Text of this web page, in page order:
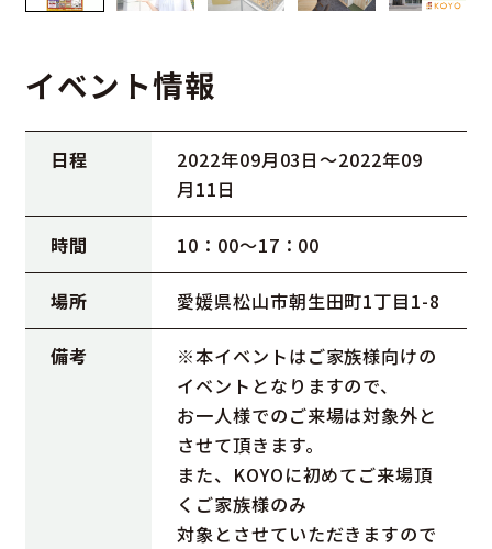
イベント情報
日程
2022年09月03日〜2022年09
月11日
時間 10：00～17：00
場所 愛媛県松山市朝生田町1丁目1-8
備考
※本イベントはご家族様向けの
イベントとなりますので、
お一人様でのご来場は対象外と
させて頂きます。
また、KOYOに初めてご来場頂
くご家族様のみ
対象とさせていただきますので